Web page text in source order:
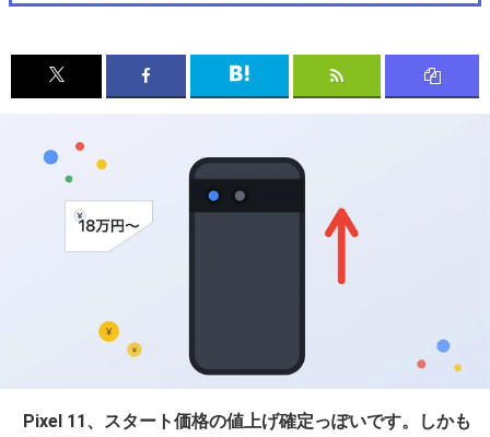
Pixel 11、スタート価格の値上げ確定っぽいです。しかも